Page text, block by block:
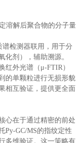
溶解后聚合物的分子量
检测器联用，用于分
化剂），辅助溯源。
外光谱（μ-FTIR）
的单颗粒进行无损形貌
相互验证，提供更全面
在于通过精密的前处
Py-GC/MS的指纹定性
多维验证。这一策略有